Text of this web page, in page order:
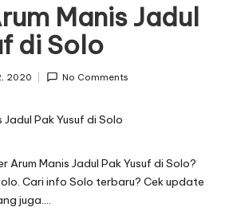
Manis Jadul
di Solo
2020 No Comments
Arum Manis Jadul Pak Yusuf di Solo?
Cari info Solo terbaru? Cek update
juga….